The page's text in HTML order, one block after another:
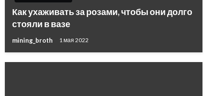
Как ухаживать за розами, чтобы они долго
стояли в вазе
mining_broth 1 мая 2022